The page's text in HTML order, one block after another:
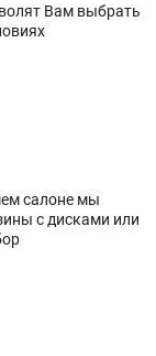
Вам выбрать
салоне мы
с дисками или